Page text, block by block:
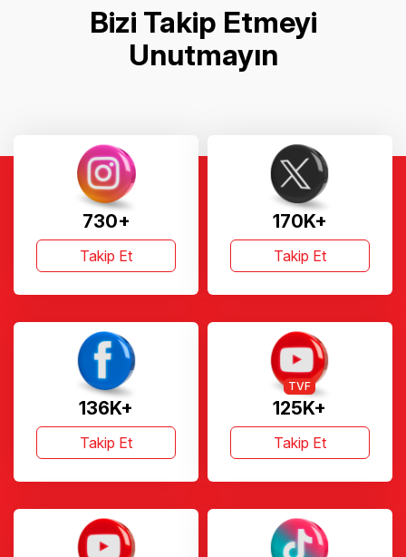
Bizi Takip Etmeyi
Unutmayın
730+
Takip Et
170K+
Takip Et
136K+
Takip Et
125K+
TVF
Takip Et